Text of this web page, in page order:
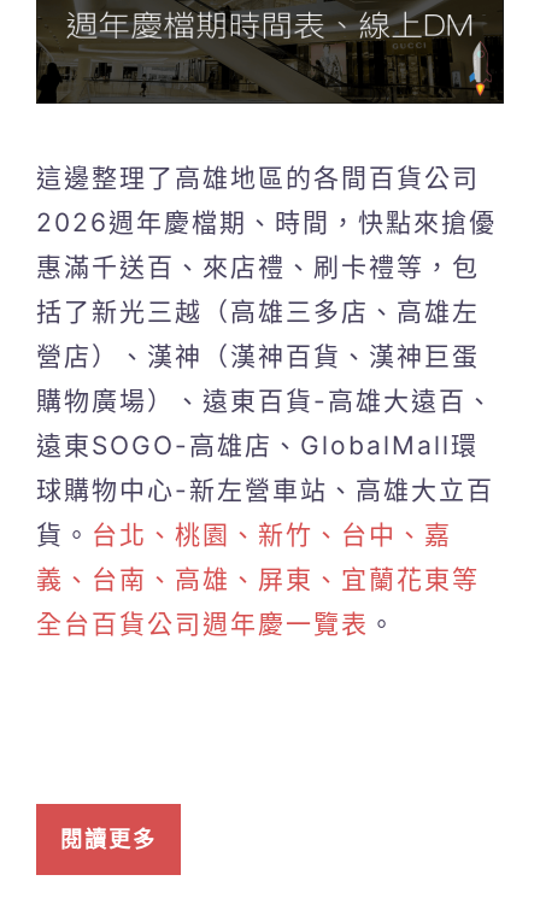
這邊整理了高雄地區的各間百貨公司
2026週年慶檔期、時間，快點來搶優
惠滿千送百、來店禮、刷卡禮等，包
括了新光三越（高雄三多店、高雄左
營店）、漢神（漢神百貨、漢神巨蛋
購物廣場）、遠東百貨-高雄大遠百、
遠東SOGO-高雄店、GlobalMall環
球購物中心-新左營車站、高雄大立百
貨。 台北、桃園、新竹、台中、嘉
義、台南、高雄、屏東、宜蘭花東等
全台百貨公司週年慶一覽表 。
閱讀更多